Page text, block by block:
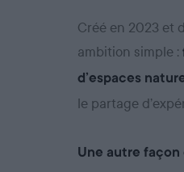
Créé en 2023 et
ambition simple :
d’espaces
le partage
Une autre façon